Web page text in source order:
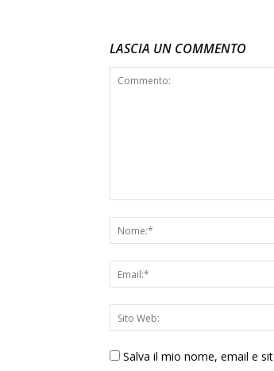
LASCIA UN COMMENTO
Salva il mio nome, email e